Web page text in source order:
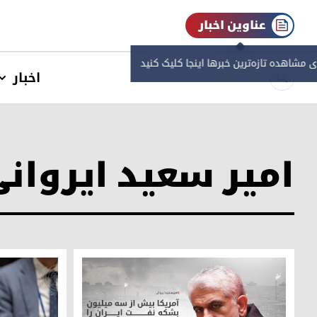
عناوین اخبار
مشاهده‌ تازه‌ترین خبرها اینجا کلیک کنید
اخبار
امیر سعید